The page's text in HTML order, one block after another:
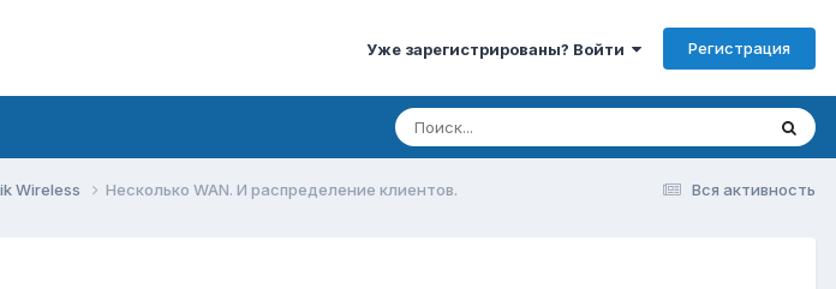
Уже зарегистрированы? Войти Регистрация
Вся активность
Wireless Несколько WAN. И распределение клиентов.